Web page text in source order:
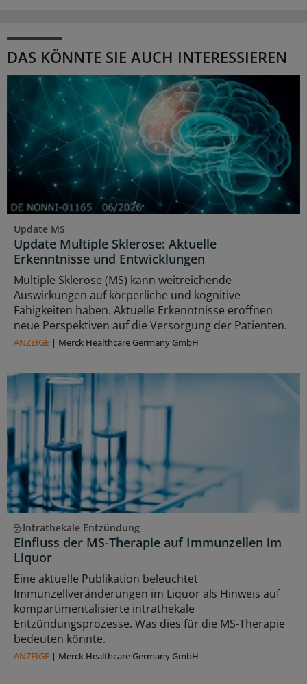
DAS KÖNNTE SIE AUCH INTERESSIEREN
Update MS
Update Multiple Sklerose: Aktuelle
Erkenntnisse und Entwicklungen
Multiple Sklerose (MS) kann weitreichende
Auswirkungen auf körperliche und kognitive
Fähigkeiten haben. Aktuelle Erkenntnisse eröffnen
neue Perspektiven auf die Versorgung der Patienten.
ANZEIGE | Merck Healthcare Germany GmbH
Intrathekale Entzündung
Einfluss der MS-Therapie auf Immunzellen im
Liquor
Eine aktuelle Publikation beleuchtet
Immunzellveränderungen im Liquor als Hinweis auf
kompartimentalisierte intrathekale
Entzündungsprozesse. Was dies für die MS-Therapie
bedeuten könnte.
ANZEIGE | Merck Healthcare Germany GmbH